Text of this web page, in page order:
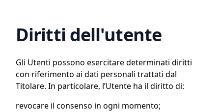
Diritti dell'utente
Gli Utenti possono esercitare determinati diritti
con riferimento ai dati personali trattati dal
Titolare. In particolare, l’Utente ha il diritto di:
revocare il consenso in ogni momento;